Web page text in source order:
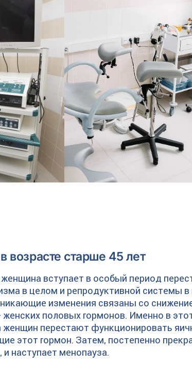
старше 45 лет
вступает в особый период
в целом и репродуктивной системы
изменения связаны со
женских половых гормонов. Именно в
женщин перестают функционировать
этот гормон. Затем, постепенно
и наступает менопауза.